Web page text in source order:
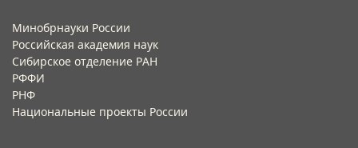
Минобрнауки России
Российская академия наук
Сибирское отделение РАН
РФФИ
РНФ
Национальные проекты России